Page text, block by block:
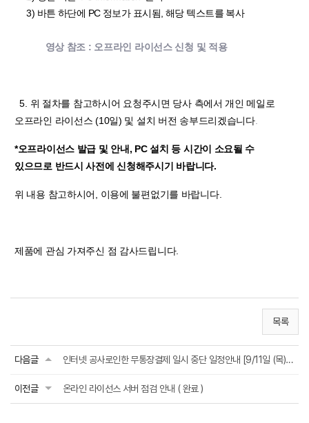
3) 바튼 하단에 PC 정보가 표시됨, 해당 텍스트를 복사
영상 참조 : 오프라인 라이선스 신청 및 적용
5. 위 절차를 참고하시어 요청주시면 당사 측에서 개인 메일로
오프라인 라이선스 (10일) 및 설치 버전 송부드리겠습니다.
*오프라이선스 발급 및 안내, PC 설치 등 시간이 소요될 수
있으므로 반드시 사전에 신청해주시기 바랍니다.
위 내용 참고하시어, 이용에 불편없기를 바랍니다.
제품에 관심 가져주신 점 감사드립니다.
목록
다음글 인터넷 공사로인한 무통장결제 일시 중단 일정안내 [9/11일 (목) 18:00~20:30]
이전글 온라인 라이선스 서버 점검 안내 ( 완료 )